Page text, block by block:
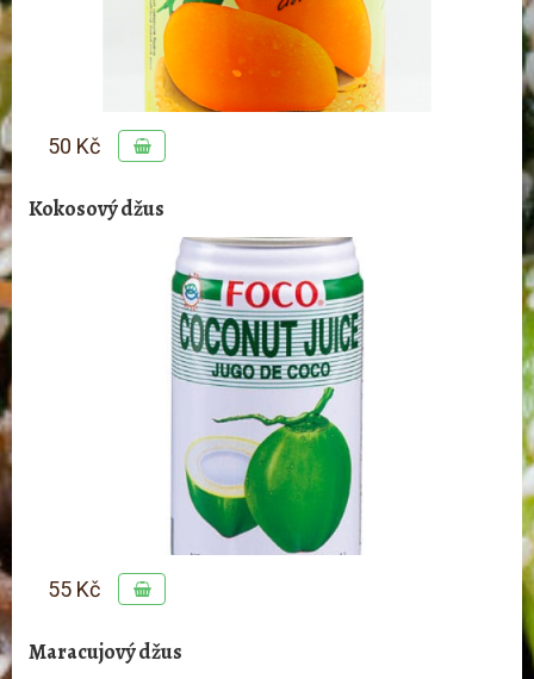
50 Kč
Kokosový džus
55 Kč
Maracujový džus